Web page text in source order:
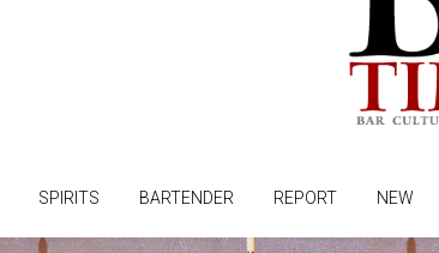
SPIRITS BARTENDER REPORT NEW